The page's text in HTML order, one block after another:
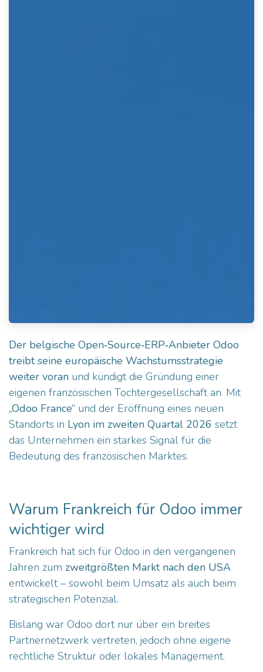
Der belgische Open‑Source‑ERP‑Anbieter Odoo
treibt seine europäische Wachstumsstrategie
weiter voran und kündigt die Gründung einer
eigenen französischen Tochtergesellschaft an. Mit
„Odoo France“ und der Eröffnung eines neuen
Standorts in Lyon im zweiten Quartal 2026 setzt
das Unternehmen ein starkes Signal für die
Bedeutung des französischen Marktes.
Warum Frankreich für Odoo immer
wichtiger wird
Frankreich hat sich für Odoo in den vergangenen
Jahren zum zweitgrößten Markt nach den USA
entwickelt – sowohl beim Umsatz als auch beim
strategischen Potenzial.
Bislang war Odoo dort nur über ein breites
Partnernetzwerk vertreten, jedoch ohne eigene
rechtliche Struktur oder lokales Management.